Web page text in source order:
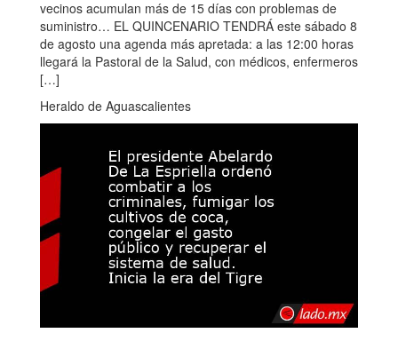
vecinos acumulan más de 15 días con problemas de
suministro… EL QUINCENARIO TENDRÁ este sábado 8
de agosto una agenda más apretada: a las 12:00 horas
llegará la Pastoral de la Salud, con médicos, enfermeros
[…]
Heraldo de Aguascalientes